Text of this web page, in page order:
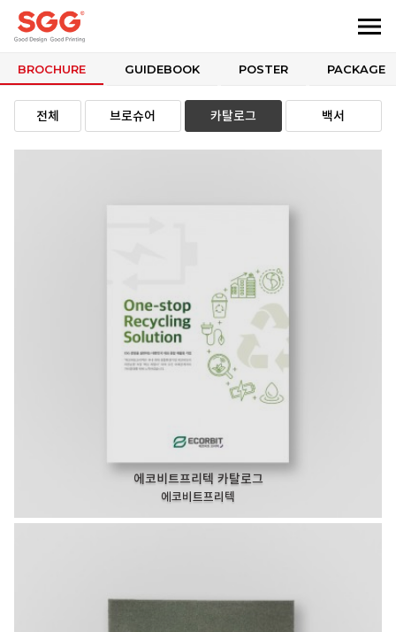
BROCHURE GUIDEBOOK POSTER PACKAGE
전체 브로슈어 카탈로그 백서
에코비트프리텍 카탈로그
에코비트프리텍